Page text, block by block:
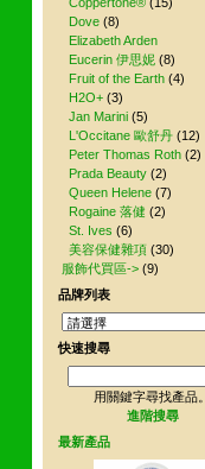
Dove (8)
Elizabeth Arden
Eucerin 伊思妮 (8)
Fruit of the Earth (4)
H2O+ (3)
Jan Marini (5)
L'Occitane 歐舒丹 (12)
Peter Thomas Roth (2)
Prada Beauty (2)
Queen Helene (7)
Rogaine 落健 (2)
St. Ives (6)
美容保健雜項 (30)
服飾代買區-> (9)
品牌列表
快速搜尋
用關鍵字尋找產品。
進階搜尋
最新產品